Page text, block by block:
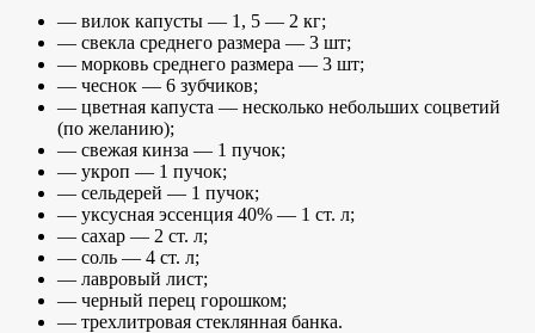
— вилок капусты — 1, 5 — 2 кг;
— свекла среднего размера — 3 шт;
— морковь среднего размера — 3 шт;
— чеснок — 6 зубчиков;
— цветная капуста — несколько небольших соцветий
(по желанию);
— свежая кинза — 1 пучок;
— укроп — 1 пучок;
— сельдерей — 1 пучок;
— уксусная эссенция 40% — 1 ст. л;
— сахар — 2 ст. л;
— соль — 4 ст. л;
— лавровый лист;
— черный перец горошком;
— трехлитровая стеклянная банка.